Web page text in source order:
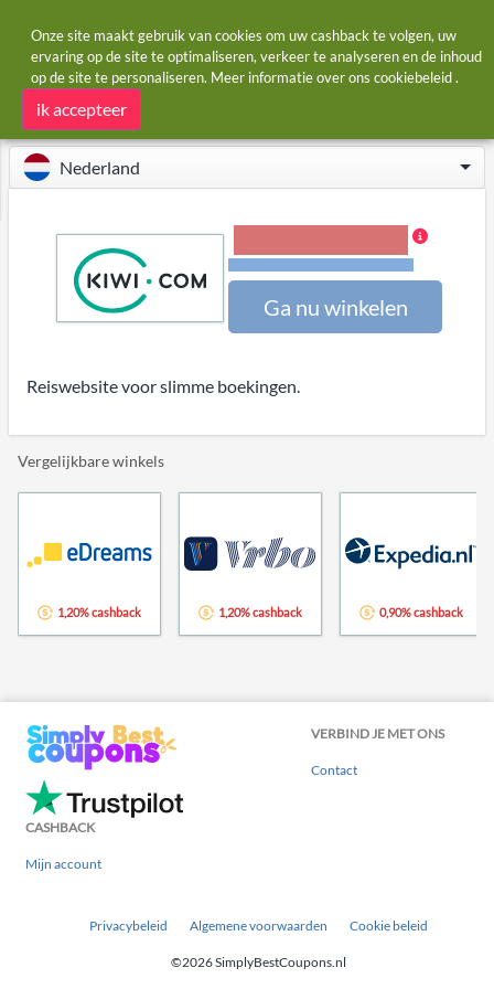
Startpagina Winkels Kiwi.com
Kiwi.com cashback
Nederland
Ga nu winkelen
Reiswebsite voor slimme boekingen.
Vergelijkbare winkels
1,20% cashback 1,20% cashback 0,90% cashback
VERBIND JE MET ONS
Contact
CASHBACK
Mijn account
Privacybeleid Algemene voorwaarden Cookie beleid
©2026 SimplyBestCoupons.nl
Onze site maakt gebruik van cookies om uw cashback te volgen, uw
ervaring op de site te optimaliseren, verkeer te analyseren en de inhoud
op de site te personaliseren. Meer informatie over ons cookiebeleid.
ik accepteer